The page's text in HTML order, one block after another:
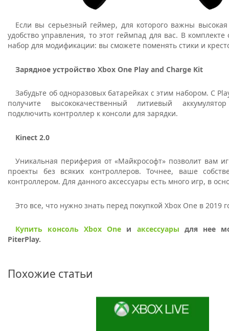
Если вы серьезный геймер, для которого важны
удобство управления, то этот геймпад для вас. В комплекте
набор для модификации: вы сможете поменять стики и
Зарядное устройство Xbox One Play and Charge Kit
Забудьте об одноразовых батарейках с этим набором. С
получите высококачественный литиевый
подключить контроллер к консоли для зарядки.
Kinect 2.0
Уникальная периферия от «Майкрософт» позволит вам
проекты без всяких контроллеров. Точнее, ваше
контроллером. Для данного аксессуары есть много игр, в
Это все, что нужно знать перед покупкой Xbox One в 2019
Купить консоль Xbox One и аксессуары для нее
PiterPlay.
Похожие статьи